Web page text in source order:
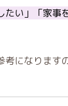
たい」「家
考になります